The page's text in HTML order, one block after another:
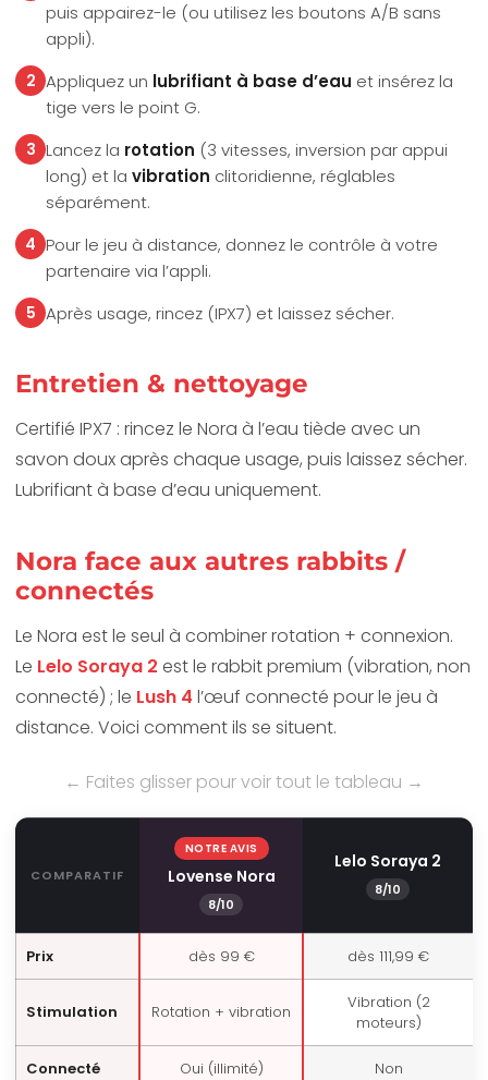
puis appairez-le (ou utilisez les boutons A/B sans
appli).
2 Appliquez un lubrifiant à base d’eau et insérez la
tige vers le point G.
3 Lancez la rotation (3 vitesses, inversion par appui
long) et la vibration clitoridienne, réglables
séparément.
4 Pour le jeu à distance, donnez le contrôle à votre
partenaire via l’appli.
5 Après usage, rincez (IPX7) et laissez sécher.
Entretien & nettoyage
Certifié IPX7 : rincez le Nora à l’eau tiède avec un
savon doux après chaque usage, puis laissez sécher.
Lubrifiant à base d’eau uniquement.
Nora face aux autres rabbits /
connectés
Le Nora est le seul à combiner rotation + connexion.
Le Lelo Soraya 2 est le rabbit premium (vibration, non
connecté) ; le Lush 4 l’œuf connecté pour le jeu à
distance. Voici comment ils se situent.
← Faites glisser pour voir tout le tableau →
COMPARATIF
NOTRE AVIS
Lovense Nora
8/10
Lelo Soraya 2
8/10
Prix dès 99 € dès 111,99 €
Stimulation Rotation + vibration
Vibration (2
moteurs)
Connecté Oui (illimité) Non